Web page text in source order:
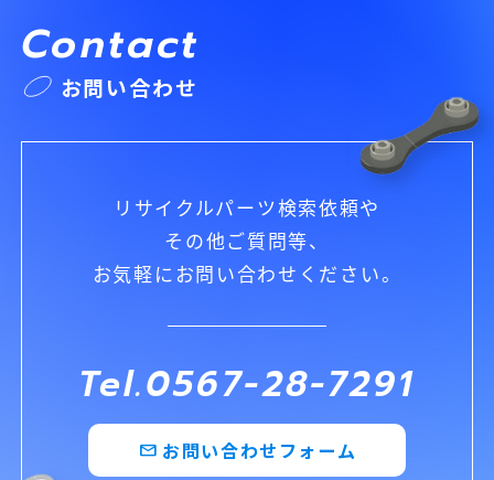
Contact
お問い合わせ
リサイクルパーツ検索依頼や
その他ご質問等、
お気軽にお問い合わせください。
Tel.0567-28-7291
mail お問い合わせフォーム